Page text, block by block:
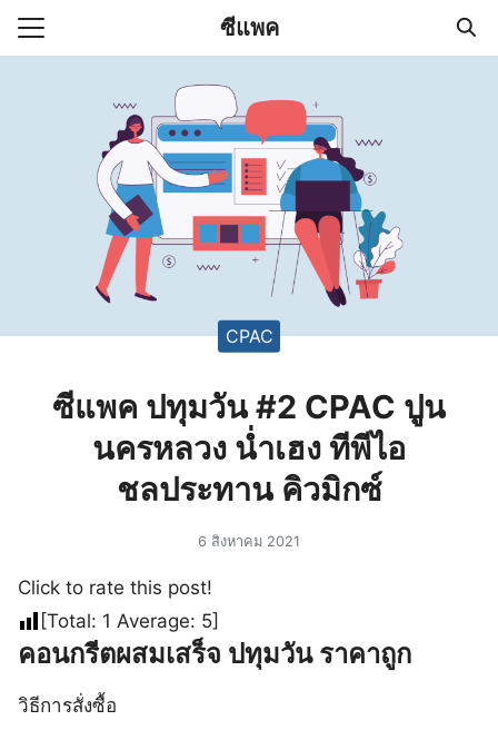
Skip
ซีแพค
CPAC
ซีแพค ปทุมวัน #2 CPAC ปูน
นครหลวง น่ำเฮง ทีพีไอ
ชลประทาน คิวมิกซ์
6 สิงหาคม 2021
Click to rate this post!
[Total: 1 Average: 5]
คอนกรีตผสมเสร็จ ปทุมวัน ราคาถูก
วิธีการสั่งซื้อ